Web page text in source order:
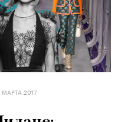
МАРТА 2017